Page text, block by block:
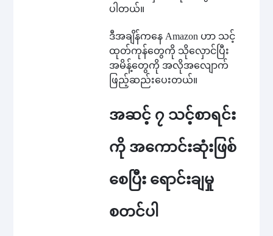
ပါတယ်။
ဒီအချိန်ကနေ Amazon ဟာ သင့်
ထုတ်ကုန်တွေကို သိုလှောင်ပြီး
အမိန့်တွေကို အလိုအလျောက်
ဖြည့်ဆည်းပေးတယ်။
အဆင့် ၇ သင့်စာရင်း
ကို အကောင်းဆုံးဖြစ်
စေပြီး ရောင်းချမှု
စတင်ပါ